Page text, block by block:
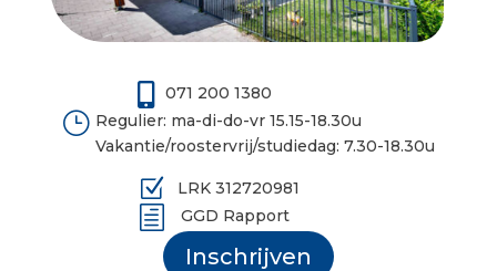
071 200 1380
} Regulier: ma-di-do-vr 15.15-18.30u
Vakantie/roostervrij/studiedag: 7.30-18.30u
Z LRK 312720981
h GGD Rapport
Inschrijven